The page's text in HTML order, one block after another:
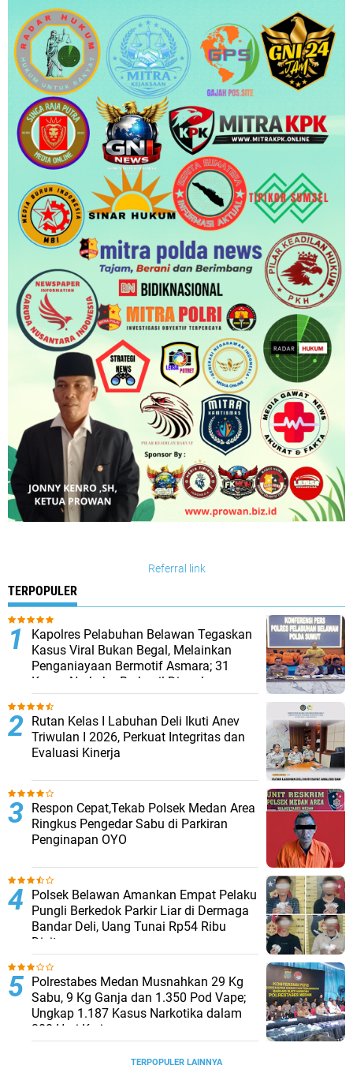
Referral link
TERPOPULER
Kapolres Pelabuhan Belawan Tegaskan
Kasus Viral Bukan Begal, Melainkan
Penganiayaan Bermotif Asmara; 31
Kasus Narkoba Berhasil Diungkap
Rutan Kelas I Labuhan Deli Ikuti Anev
Triwulan I 2026, Perkuat Integritas dan
Evaluasi Kinerja
Respon Cepat,Tekab Polsek Medan Area
Ringkus Pengedar Sabu di Parkiran
Penginapan OYO
Polsek Belawan Amankan Empat Pelaku
Pungli Berkedok Parkir Liar di Dermaga
Bandar Deli, Uang Tunai Rp54 Ribu
Disita
Polrestabes Medan Musnahkan 29 Kg
Sabu, 9 Kg Ganja dan 1.350 Pod Vape;
Ungkap 1.187 Kasus Narkotika dalam
300 Hari Kerja
TERPOPULER LAINNYA